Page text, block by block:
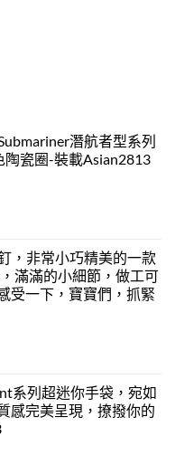
潛航者型系列
陶瓷圈-裝載Asian2813
，非常小巧精美的一款
滿滿的小細節，做工可
受一下，寶寶們，抓緊
系列超迷你手袋，宛如
感完美呈現，撩撥你的